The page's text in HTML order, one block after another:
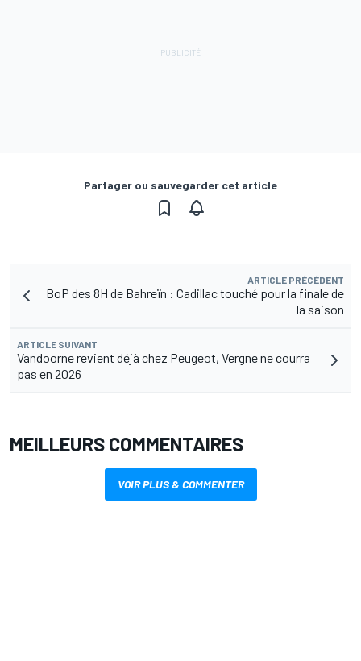
Partager ou sauvegarder cet article
ARTICLE PRÉCÉDENT
BoP des 8H de Bahreïn : Cadillac touché pour la finale de
la saison
ARTICLE SUIVANT
Vandoorne revient déjà chez Peugeot, Vergne ne courra
pas en 2026
MEILLEURS COMMENTAIRES
VOIR PLUS & COMMENTER